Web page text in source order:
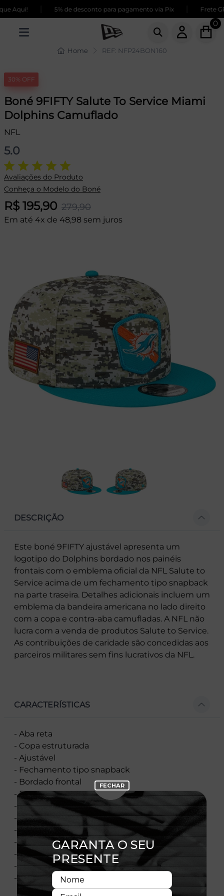
Aqui! 5% de desconto para pagamento via Pix Frete
0
Home REF: NFP24BON160
30% OFF
Boné 9FIFTY Salute To Service Miami
Dolphins Camuflado
NFL
5.0
Avaliações do Produto
Conheça o Modelo do Boné
R$ 195,90 279,90
Em até 4x de 48,98 sem juros
DESCRIÇÃO
Este boné 9FIFTY ajustável apresenta um
logotipo do Dolphins bordado nos painéis
frontais com o emblema oficial da NFL Salute to
Service acima de um fechamento tipo snapback
na parte traseira. Detalhes adicionais incluem um
emblema da bandeira americana no lado direito
com a copa e contra-aba camufladas. A NFL não
lucra com a venda de produtos Salute to Service.
As contribuições de caridade são concedidas aos
parceiros militares sem fins lucrativos da NFL.
CARACTERÍSTICAS
- Aba reta
- Copa estruturada
- Ajustável
- Fechamento tipo snapback
- Bordado frontal
- Bordado traseiro
- Flag New Era bordada na lateral esquerda
- Bordado na lateral direita
- Copa camuflada
- Contra-aba camuflada
- 100% poliéster
- Licença oficial
- Importado